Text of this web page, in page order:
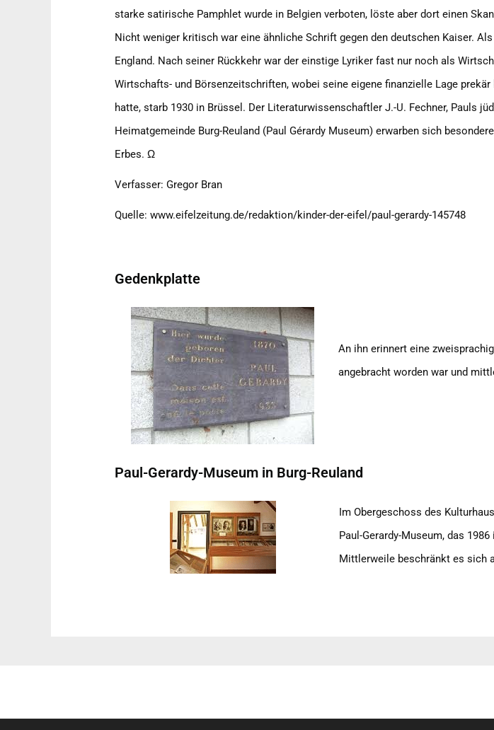
starke satirische Pamphlet wurde in Belgien verboten, löste aber dort einen
Nicht weniger kritisch war eine ähnliche Schrift gegen den deutschen Kaiser.
England. Nach seiner Rückkehr war der einstige Lyriker fast nur noch als
Wirtschafts- und Börsenzeitschriften, wobei seine eigene finanzielle Lage
hatte, starb 1930 in Brüssel. Der Literaturwissenschaftler J.-U. Fechner, Pauls
Heimatgemeinde Burg-Reuland (Paul Gérardy Museum) erwarben sich
Erbes. Ω
Verfasser: Gregor Bran
Quelle: www.eifelzeitung.de/redaktion/kinder-der-eifel/paul-gerardy-145748
Gedenkplatte
An ihn erinnert eine
angebracht worden war und
Paul-Gerardy-Museum in Burg-Reuland
Im Obergeschoss des
Paul-Gerardy-Museum, das
Mittlerweile beschränkt es sich